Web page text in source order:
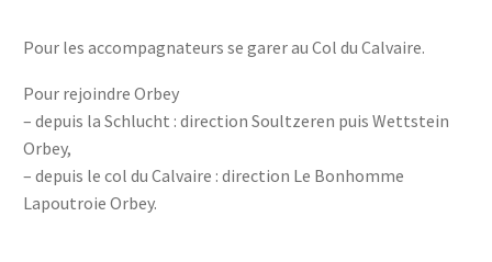
Pour les accompagnateurs se garer au Col du Calvaire.
Pour rejoindre Orbey
– depuis la Schlucht : direction Soultzeren puis Wettstein
Orbey,
– depuis le col du Calvaire : direction Le Bonhomme
Lapoutroie Orbey.